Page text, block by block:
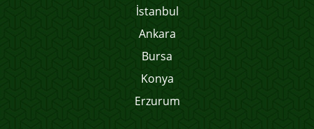
İstanbul
Ankara
Bursa
Konya
Erzurum